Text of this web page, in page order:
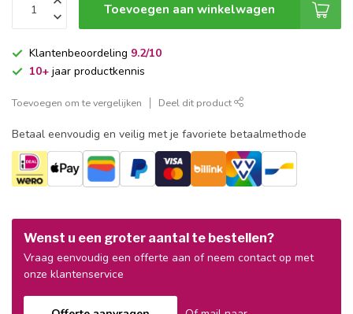
Toevoegen aan winkelwagen
Klantenbeoordeling 9.2/10
10+ jaar productkennis
Toevoegen om te vergelijken Deel dit product
Betaal eenvoudig en veilig met je favoriete betaalmethode
Wenst u een groter aantal te bestellen?
Vraag eenvoudig een offerte aan of neem contact op met
onze klantenservice